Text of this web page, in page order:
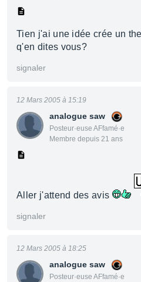
Tien j'ai une idée crée un
q'en dites vous?
signaler
analogue saw
Posteur·euse AFfamé·e
Membre depuis 21 ans
12 Mars 2005 à 15:19
Aller j'attend des avis
signaler
analogue saw
Posteur·euse AFfamé·e
12 Mars 2005 à 18:25